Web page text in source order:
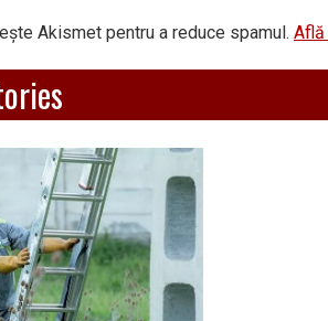
Akismet pentru a reduce spamul. Află